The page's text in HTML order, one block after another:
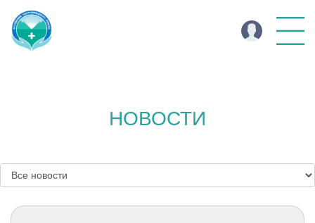
НОВОСТИ